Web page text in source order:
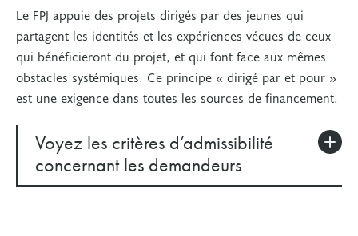
Le FPJ appuie des projets dirigés par des jeunes qui
partagent les identités et les expériences vécues de ceux
qui bénéficieront du projet, et qui font face aux mêmes
obstacles systémiques. Ce principe « dirigé par et pour »
est une exigence dans toutes les sources de financement.
Voyez les critères d’admissibilité
concernant les demandeurs